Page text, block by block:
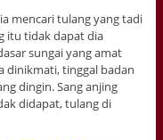
mencari tulang yang tadi
itu tidak dapat dia
sungai yang amat
dinikmati, tinggal badan
dingin. Sang anjing
didapat, tulang di